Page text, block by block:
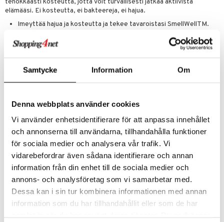
Samtycke Information Om
Denna webbplats använder cookies
Vi använder enhetsidentifierare för att anpassa innehållet
och annonserna till användarna, tillhandahålla funktioner
för sociala medier och analysera vår trafik. Vi
vidarebefordrar även sådana identifierare och annan
information från din enhet till de sociala medier och
annons- och analysföretag som vi samarbetar med.
Dessa kan i sin tur kombinera informationen med annan
information som du har tillhandahållit eller som de har
tehokkaasti kosteutta, jotta voit turvallisesti jatkaa aktiivista
elämääsi. Ei kosteutta, ei bakteereja, ei hajua.
Imeyttää hajua ja kosteutta ja tekee tavaroistasi SmellWellTM.
Ruotsalainen innovaatio: Kehitetty, suunniteltu ja testattu
Ruotsissa.
mineraaleja, jotka kuivattavat ja deodorisoivat vangitsemalla
Ilmastoneutraali, REACH-sertifioitu turvallisuuden ja ympäristön
puolesta ja 100 % myrkytön.
Freshener Inserts on muotoiltavissa ja sopii kaikkialle, mikä antaa
rajattomat käyttömahdollisuudet.
Kestää jopa 6 kuukautta.
Tuotenumero
FSOB0-UQ-1